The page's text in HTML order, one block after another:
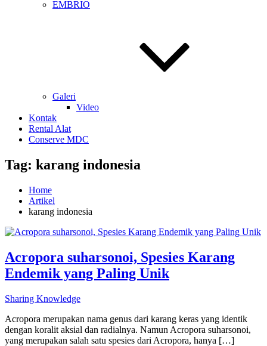
EMBRIO
Galeri
Video
Kontak
Rental Alat
Conserve MDC
Tag: karang indonesia
Home
Artikel
karang indonesia
Acropora suharsonoi, Spesies Karang
Endemik yang Paling Unik
Sharing Knowledge
Acropora merupakan nama genus dari karang keras yang identik
dengan koralit aksial dan radialnya. Namun Acropora suharsonoi,
yang merupakan salah satu spesies dari Acropora, hanya […]